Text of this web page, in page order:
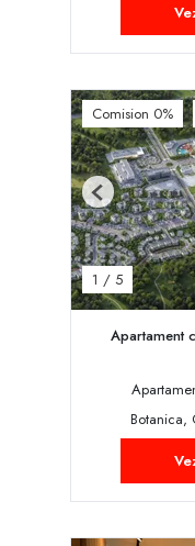
Comision 0%
1 / 5
Previous
Apartament
Botanica,